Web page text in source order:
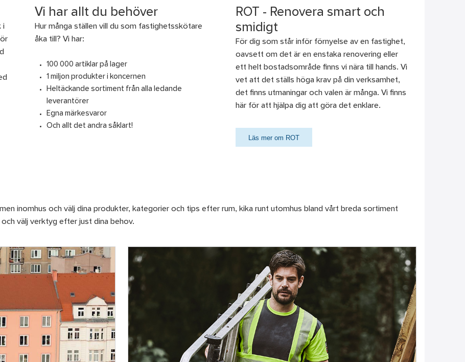
i
Vi har allt du behöver
Hur många ställen vill du som fastighetsskötare
åka till? Vi har:
100 000 artiklar på lager
1 miljon produkter i koncernen
Heltäckande sortiment från alla ledande
leverantörer
Egna märkesvaror
Och allt det andra såklart!
ROT - Renovera smart och
smidigt
För dig som står inför förnyelse av en fastighet,
oavsett om det är en enstaka renovering eller
ett helt bostadsområde finns vi nära till hands. Vi
vet att det ställs höga krav på din verksamhet,
det finns utmaningar och valen är många. Vi finns
här för att hjälpa dig att göra det enklare.
Läs mer om ROT
inomhus och välj dina produkter, kategorier och tips efter rum, kika runt utomhus bland vårt breda sortiment
välj verktyg efter just dina behov.